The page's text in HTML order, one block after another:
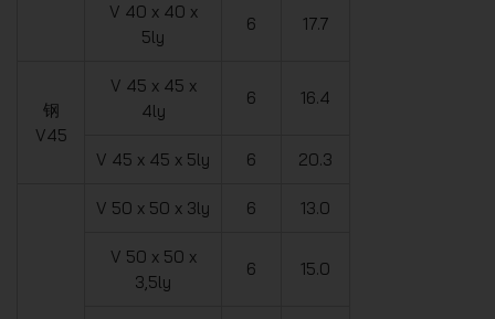
V 40 x 40 x
5ly
6 17.7
钢
V45
V 45 x 45 x
4ly
6 16.4
V 45 x 45 x 5ly 6 20.3
V 50 x 50 x 3ly 6 13.0
V 50 x 50 x
3,5ly
6 15.0